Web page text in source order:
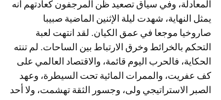
المعادلة، وفي سياق تصعيد ظن المرجفون كعادتهم أنه
يمثل النهاية، شهدت ليلة الإثنين الماضية صبيبا
صاروخيا موجعا في عمق الكيان. لقد انتهت لعبة
التحكم بالخرائط وخرق الارتباط بين الساحات. لم تنته
الحكاية، فالحرب اليوم قائمة، والاقتصاد العالمي على
كف عفريت، والممرات المائية تحت السيطرة، وعهد
الصبر الاستراتيجي ولى، وجسور الثقة تهشمت، ولا أحد